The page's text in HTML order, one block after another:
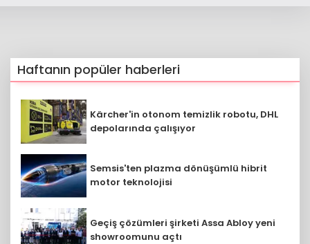
Haftanın popüler haberleri
Kärcher'in otonom temizlik robotu, DHL
depolarında çalışıyor
Semsis'ten plazma dönüşümlü hibrit
motor teknolojisi
Geçiş çözümleri şirketi Assa Abloy yeni
showroomunu açtı